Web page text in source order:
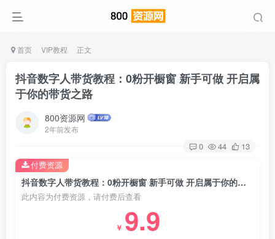
首页 VIP教程 正文
抖音数字人带货教程：0粉开橱窗 新手可做 开启属
于你的带货之路
800资源网
2年前发布
0 44 13
抖音数字人带货教程：0粉开橱窗 新手可做 开启属于你的带货之路
此内容为付费资源，请付费后查看
￥ 9.9
付费资源